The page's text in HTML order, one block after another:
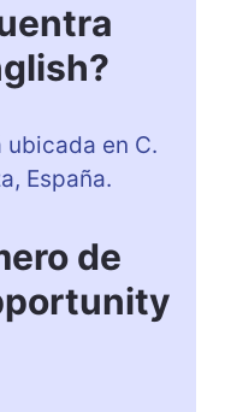
en C.
España.
de